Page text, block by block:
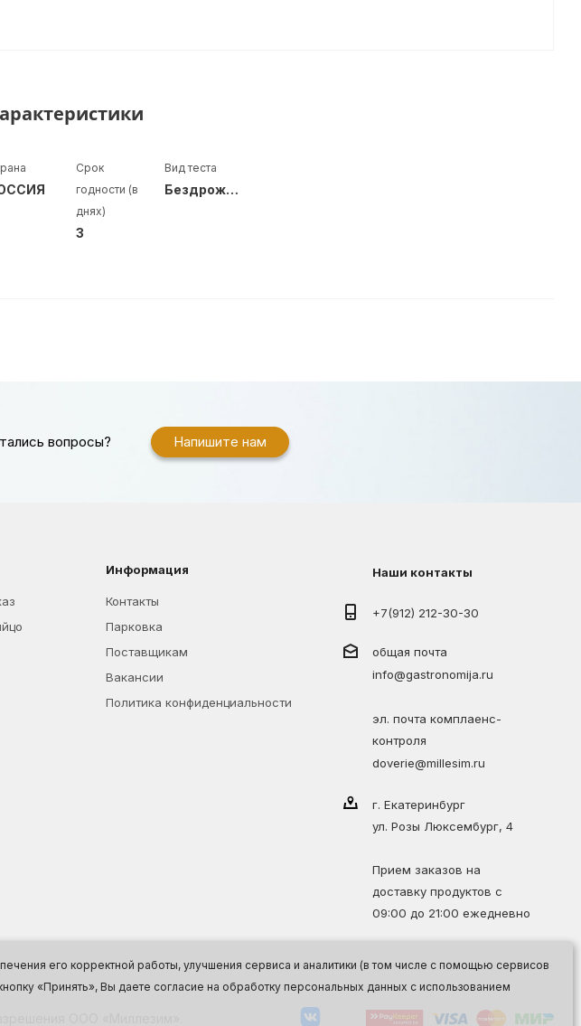
его корректной работы, улучшения сервиса и аналитики (в том числе с помощью сервисов
«Принять», Вы даете согласие на обработку персональных данных с использованием
Срок
годности (в
днях)
3
Вид теста
Бездрожжевой
вопросы? Напишите нам
Информация
Контакты
Парковка
Поставщикам
Вакансии
Политика конфиденциальности
Наши контакты
+7(912) 212-30-30
общая почта
info@gastronomija.ru
эл. почта комплаенс-
контроля
doverie@millesim.ru
г. Екатеринбург
ул. Розы Люксембург, 4
Прием заказов на
доставку продуктов с
09:00 до 21:00 ежедневно
ООО «Миллезим».